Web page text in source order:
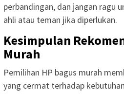
perbandingan, dan jangan ragu
ahli atau teman jika diperlukan.
Kesimpulan
Murah
Pemilihan HP bagus murah
yang cermat terhadap